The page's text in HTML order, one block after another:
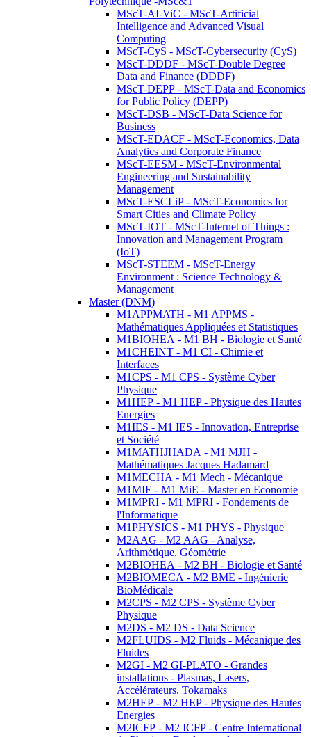
MScT-AI-ViC - MScT-Artificial
Intelligence and Advanced Visual
Computing
MScT-CyS - MScT-Cybersecurity (CyS)
MScT-DDDF - MScT-Double Degree
Data and Finance (DDDF)
MScT-DEPP - MScT-Data and Economics
for Public Policy (DEPP)
MScT-DSB - MScT-Data Science for
Business
MScT-EDACF - MScT-Economics, Data
Analytics and Corporate Finance
MScT-EESM - MScT-Environmental
Engineering and Sustainability
Management
MScT-ESCLiP - MScT-Economics for
Smart Cities and Climate Policy
MScT-IOT - MScT-Internet of Things :
Innovation and Management Program
(IoT)
MScT-STEEM - MScT-Energy
Environment : Science Technology &
Management
Master (DNM)
M1APPMATH - M1 APPMS -
Mathématiques Appliquées et Statistiques
M1BIOHEA - M1 BH - Biologie et Santé
M1CHEINT - M1 CI - Chimie et
Interfaces
M1CPS - M1 CPS - Système Cyber
Physique
M1HEP - M1 HEP - Physique des Hautes
Energies
M1IES - M1 IES - Innovation, Entreprise
et Société
M1MATHJHADA - M1 MJH -
Mathématiques Jacques Hadamard
M1MECHA - M1 Mech - Mécanique
M1MIE - M1 MiE - Master en Economie
M1MPRI - M1 MPRI - Fondements de
l'Informatique
M1PHYSICS - M1 PHYS - Physique
M2AAG - M2 AAG - Analyse,
Arithmétique, Géométrie
M2BIOHEA - M2 BH - Biologie et Santé
M2BIOMECA - M2 BME - Ingénierie
BioMédicale
M2CPS - M2 CPS - Système Cyber
Physique
M2DS - M2 DS - Data Science
M2FLUIDS - M2 Fluids - Mécanique des
Fluides
M2GI - M2 GI-PLATO - Grandes
installations - Plasmas, Lasers,
Accélérateurs, Tokamaks
M2HEP - M2 HEP - Physique des Hautes
Energies
M2ICFP - M2 ICFP - Centre International